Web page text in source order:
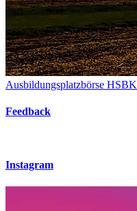
Ausbildungsplatzbörse HSBK
Feedback
Instagram